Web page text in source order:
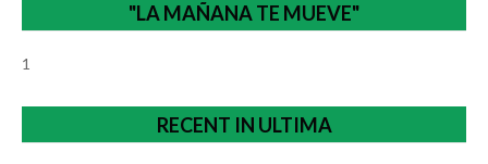
"LA MAÑANA TE MUEVE"
1
RECENT IN ULTIMA